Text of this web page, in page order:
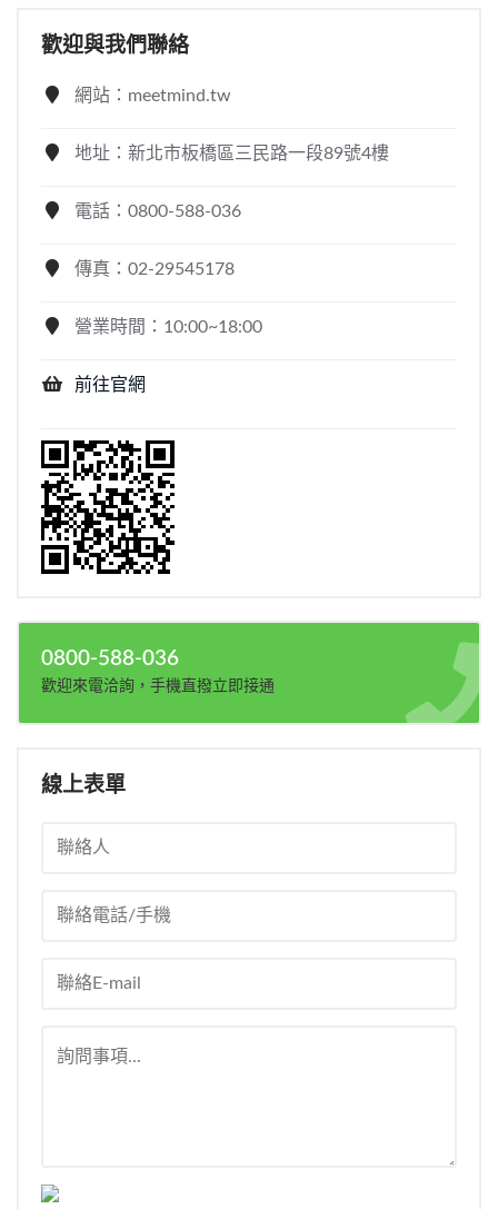
歡迎與我們聯絡
網站：meetmind.tw
地址：新北市板橋區三民路一段89號4樓
電話：0800-588-036
傳真：02-29545178
營業時間：10:00~18:00
前往官網
0800-588-036
歡迎來電洽詢，手機直撥立即接通
線上表單